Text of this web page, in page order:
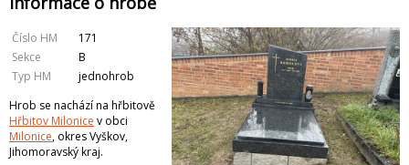
Číslo HM
171
Sekce
B
Typ HM
jednohrob
Hrob se nachází na hřbitově
Hřbitov Milonice v obci
Milonice, okres Vyškov,
Jihomoravský kraj.